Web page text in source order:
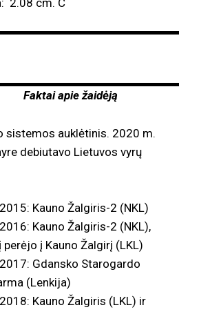
2.08 cm. C
Faktai apie žaidėją
sistemos auklėtinis. 2020 m.
debiutavo Lietuvos vyrų
Kauno Žalgiris-2 (NKL)
Kauno Žalgiris-2 (NKL),
perėjo į Kauno Žalgirį (LKL)
Gdansko Starogardo
(Lenkija)
Kauno Žalgiris (LKL) ir